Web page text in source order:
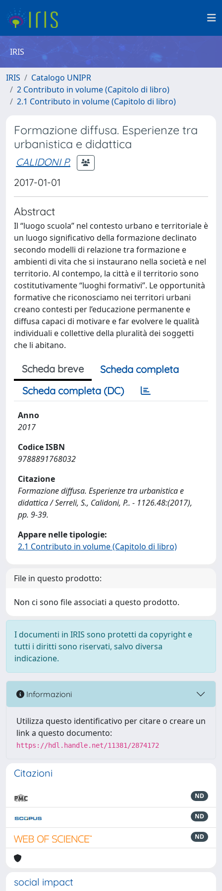
IRIS
IRIS
Catalogo UNIPR
2 Contributo in volume (Capitolo di libro)
2.1 Contributo in volume (Capitolo di libro)
Formazione diffusa. Esperienze tra
urbanistica e didattica
CALIDONI P.
2017-01-01
Abstract
Il “luogo scuola” nel contesto urbano e territoriale è
un luogo significativo della formazione declinato
secondo modelli di relazione tra formazione e
ambienti di vita che si instaurano nella società e nel
territorio. Al contempo, la città e il territorio sono
costitutivamente “luoghi formativi”. Le opportunità
formative che riconosciamo nei territori urbani
creano contesti per l’educazione permanente e
diffusa capaci di motivare e far evolvere le qualità
individuali e collettive della pluralità dei soggetti
che li abitano.
Scheda breve
Scheda completa
Scheda completa (DC)
Anno
2017
Codice ISBN
9788891768032
Citazione
Formazione diffusa. Esperienze tra urbanistica e
didattica / Serreli, S., Calidoni, P.. - 1126.48:(2017),
pp. 9-39.
Appare nelle tipologie:
2.1 Contributo in volume (Capitolo di libro)
File in questo prodotto:
Non ci sono file associati a questo prodotto.
I documenti in IRIS sono protetti da copyright e
tutti i diritti sono riservati, salvo diversa
indicazione.
Informazioni
Utilizza questo identificativo per citare o creare un
link a questo documento:
https://hdl.handle.net/11381/2874172
Citazioni
ND
ND
ND
social impact